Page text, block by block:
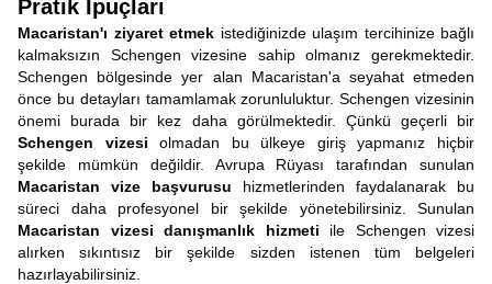
Pratik İpuçları
Macaristan'ı ziyaret etmek istediğinizde ulaşım tercihinize bağlı
kalmaksızın Schengen vizesine sahip olmanız gerekmektedir.
Schengen bölgesinde yer alan Macaristan'a seyahat etmeden
önce bu detayları tamamlamak zorunluluktur. Schengen vizesinin
önemi burada bir kez daha görülmektedir. Çünkü geçerli bir
Schengen vizesi olmadan bu ülkeye giriş yapmanız hiçbir
şekilde mümkün değildir. Avrupa Rüyası tarafından sunulan
Macaristan vize başvurusu hizmetlerinden faydalanarak bu
süreci daha profesyonel bir şekilde yönetebilirsiniz. Sunulan
Macaristan vizesi danışmanlık hizmeti ile Schengen vizesi
alırken sıkıntısız bir şekilde sizden istenen tüm belgeleri
hazırlayabilirsiniz.